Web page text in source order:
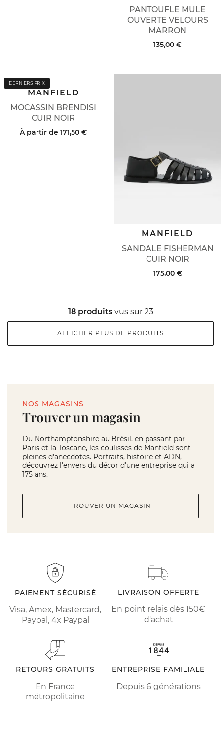
PANTOUFLE MULE
OUVERTE VELOURS
MARRON
135,00 €
DERNIERS PRIX
MOCASSIN BRENDISI
CUIR NOIR
MANFIELD
À partir de 171,50 €
SANDALE FISHERMAN
CUIR NOIR
MANFIELD
175,00 €
18 produitsvus sur 23
AFFICHER PLUS DE PRODUITS
NOS MAGASINS
Trouver un magasin
Du Northamptonshire au Brésil, en passant par
Paris et la Toscane, les coulisses de Manfield sont
pleines d'anecdotes. Portraits, histoire et ADN,
découvrez l'envers du décor d'une entreprise qui a
175 ans.
TROUVER UN MAGASIN
PAIEMENT SÉCURISÉ
Visa, Amex, Mastercard,
Paypal, 4x Paypal
LIVRAISON OFFERTE
En point relais dès 150€
d'achat
RETOURS GRATUITS
En France
métropolitaine
ENTREPRISE FAMILIALE
Depuis 6 générations